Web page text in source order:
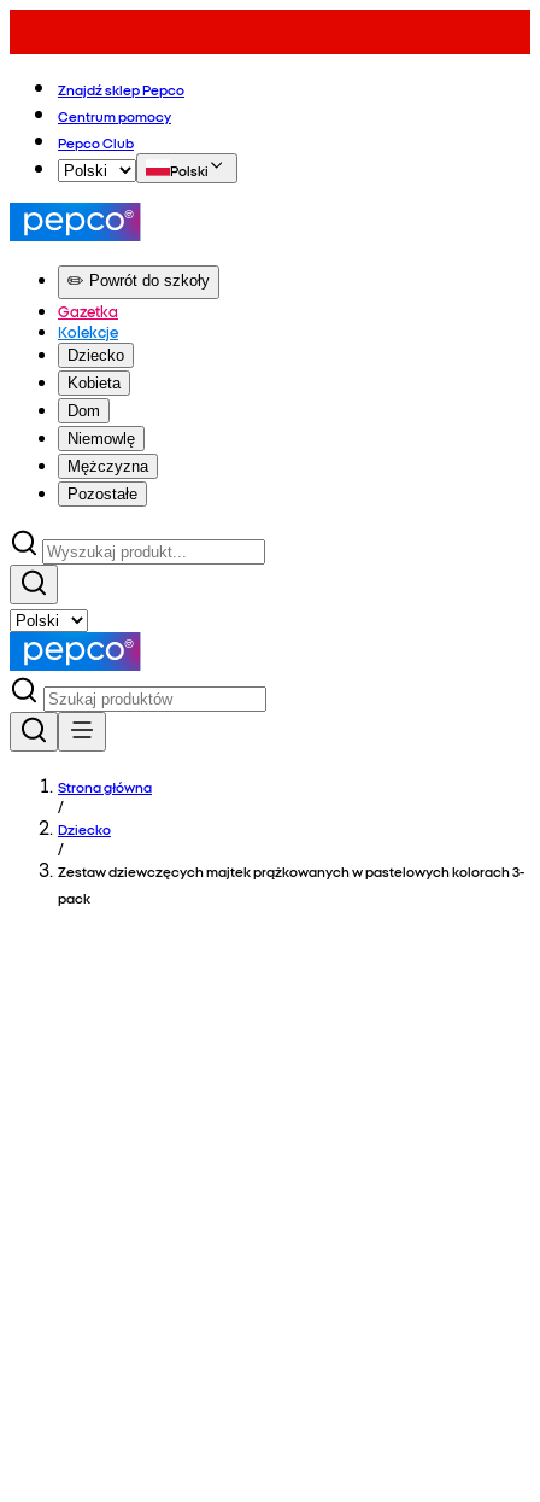
Znajdź sklep Pepco
Centrum pomocy
Pepco Club
Polski
✏️ Powrót do szkoły
Gazetka
Kolekcje
Dziecko
Kobieta
Dom
Niemowlę
Mężczyzna
Pozostałe
Strona główna
/
Dziecko
/
Zestaw dziewczęcych majtek prążkowanych w pastelowych kolorach 3-
pack